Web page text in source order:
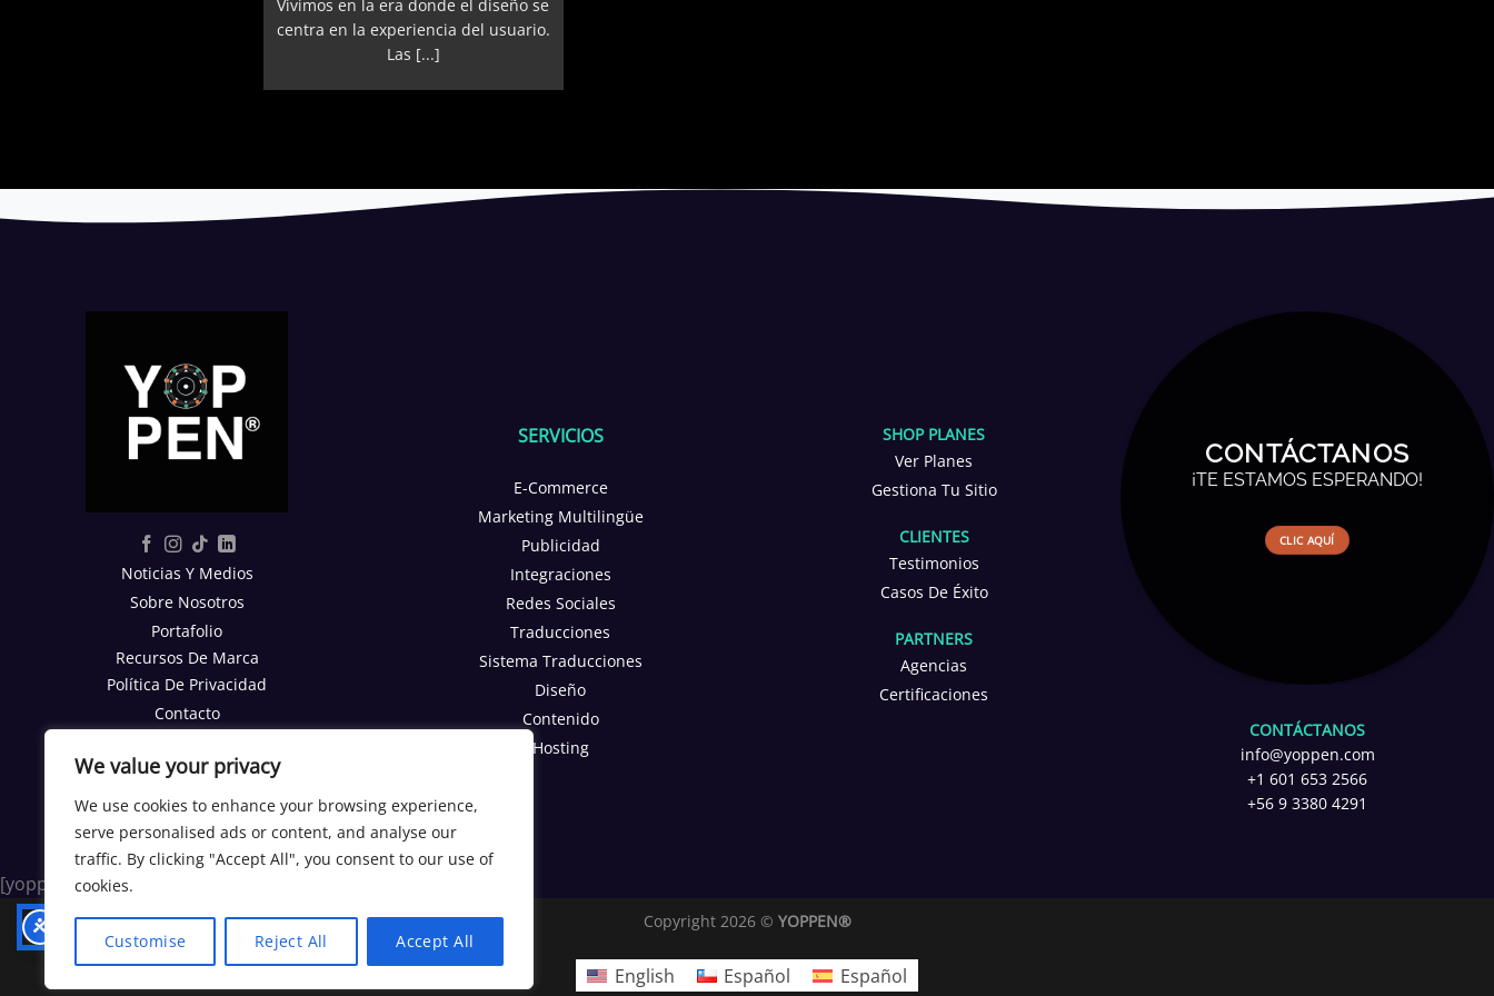
We value your privacy
We use cookies to enhance your browsing experience,
serve personalised ads or content, and analyse our
traffic. By clicking "Accept All", you consent to our use of
cookies.
Customise Reject All Accept All
Vivimos en la era donde el diseño se
centra en la experiencia del usuario.
Las [...]
Noticias Y Medios
Sobre Nosotros
Portafolio
Recursos De Marca
Política De Privacidad
Contacto
Trabajos
Programa Afiliados
SERVICIOS
E-Commerce
Marketing Multilingüe
Publicidad
Integraciones
Redes Sociales
Traducciones
Sistema Traducciones
Diseño
Contenido
Hosting
SHOP PLANES
Ver Planes
Gestiona Tu Sitio
CLIENTES
Testimonios
Casos De Éxito
PARTNERS
Agencias
Certificaciones
CONTÁCTANOS
¡TE ESTAMOS ESPERANDO!
CLIC AQUÍ
CONTÁCTANOS
info@yoppen.com
+1 601 653 2566
+56 9 3380 4291
[yoppen_chatbot]
Copyright 2026 © YOPPEN®
English Español Español